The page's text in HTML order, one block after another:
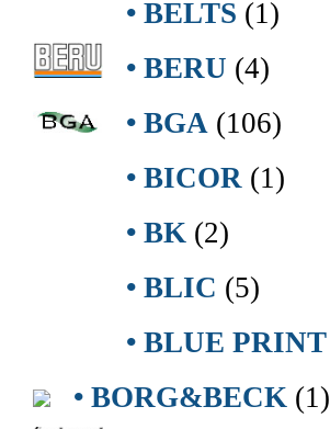
• BELTS (1)
• BERU (4)
• BGA (106)
• BICOR (1)
• BK (2)
• BLIC (5)
• BLUE PRINT
• BORG&BECK (1)